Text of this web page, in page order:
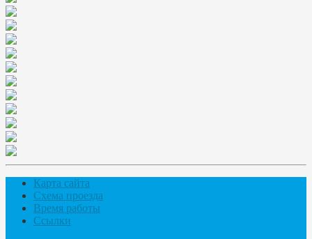
Карта сайта
Схема проезда
Время работы
Ссылки